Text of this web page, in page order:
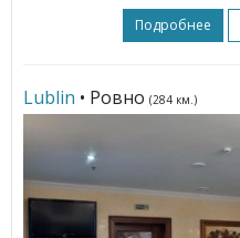
Подробнее
Lublin • Ровно (284 км.)